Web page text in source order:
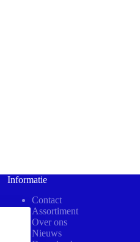
Informatie
Contact
Assortiment
Over ons
Nieuws